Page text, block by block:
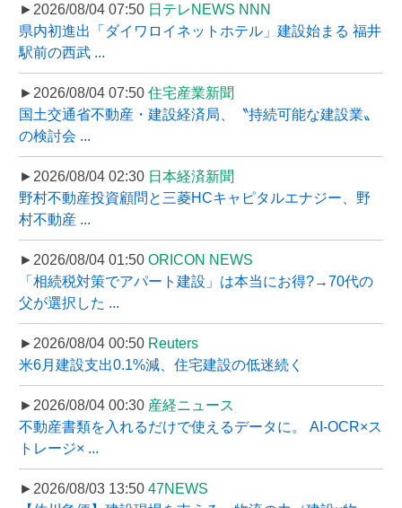
►2026/08/04 07:50 日テレNEWS NNN
県内初進出「ダイワロイネットホテル」建設始まる 福井
駅前の西武 ...
►2026/08/04 07:50 住宅産業新聞
国土交通省不動産・建設経済局、〝持続可能な建設業〟
の検討会 ...
►2026/08/04 02:30 日本経済新聞
野村不動産投資顧問と三菱HCキャピタルエナジー、野
村不動産 ...
►2026/08/04 01:50 ORICON NEWS
「相続税対策でアパート建設」は本当にお得?→70代の
父が選択した ...
►2026/08/04 00:50 Reuters
米6月建設支出0.1%減、住宅建設の低迷続く
►2026/08/04 00:30 産経ニュース
不動産書類を入れるだけで使えるデータに。 AI-OCR×ス
トレージ× ...
►2026/08/03 13:50 47NEWS